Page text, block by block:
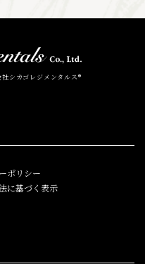
シカゴレジメンタルス®
ポリシー
に基づく表示